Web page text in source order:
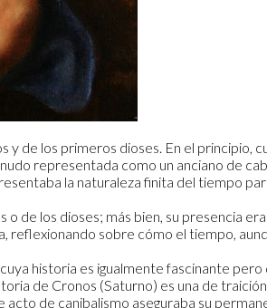
de los primeros dioses. En el principio,
representada como un anciano de
la naturaleza finita del tiempo
los dioses; más bien, su presencia
sobre cómo el tiempo,
historia es igualmente fascinante
de Cronos (Saturno) es una de
de canibalismo aseguraba su